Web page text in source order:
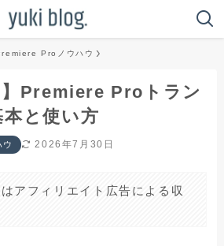
Proノウハウ
】Premiere Proトラン
と使い方
2026年7月30日
アフィリエイト広告による収